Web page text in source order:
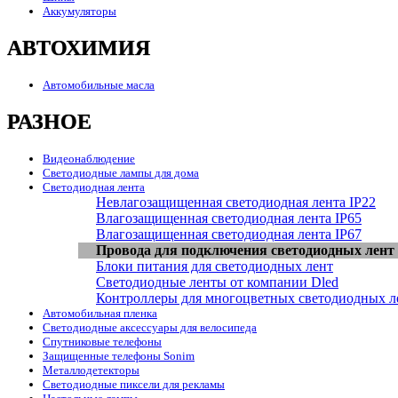
Аккумуляторы
АВТОХИМИЯ
Автомобильные масла
РАЗНОЕ
Видеонаблюдение
Светодиодные лампы для дома
Светодиодная лента
Невлагозащищенная светодиодная лента IP22
Влагозащищенная светодиодная лента IP65
Влагозащищенная светодиодная лента IP67
Провода для подключения светодиодных лент
Блоки питания для светодиодных лент
Светодиодные ленты от компании Dled
Контроллеры для многоцветных светодиодных
Автомобильная пленка
Светодиодные аксессуары для велосипеда
Спутниковые телефоны
Защищенные телефоны Sonim
Металлодетекторы
Светодиодные пиксели для рекламы